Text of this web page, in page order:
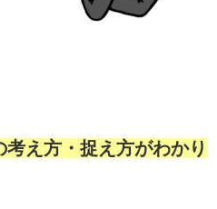
考え方・捉え方がわかり